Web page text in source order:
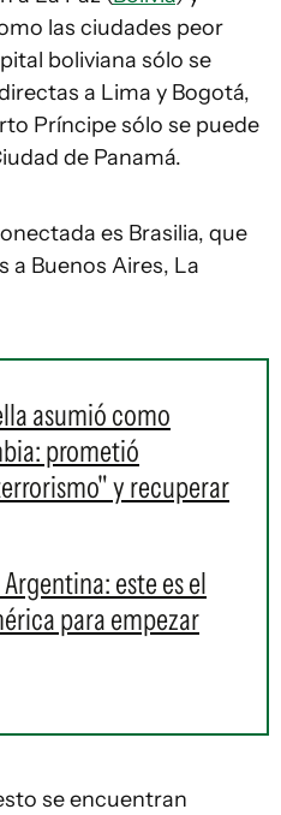
las ciudades peor
boliviana sólo se
a Lima y Bogotá,
Príncipe sólo se puede
de Panamá.
es Brasilia, que
a Buenos Aires, La
asumió como
prometió
y recuperar
este es el
para empezar
se encuentran